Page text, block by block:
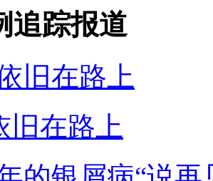
追踪报道
旧在路上